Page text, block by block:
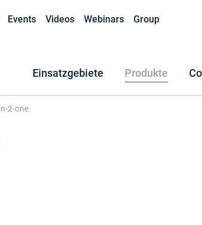
Events Videos Webinars Group
Einsatzgebiete Produkte
2-one